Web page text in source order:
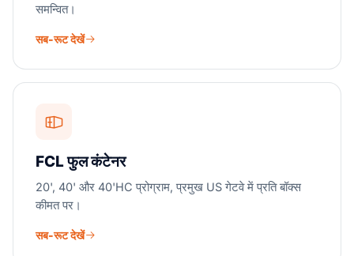
समन्वित।
सब-रूट देखें
FCL फुल कंटेनर
20', 40' और 40'HC प्रोग्राम, प्रमुख US गेटवे में प्रति बॉक्स
कीमत पर।
सब-रूट देखें